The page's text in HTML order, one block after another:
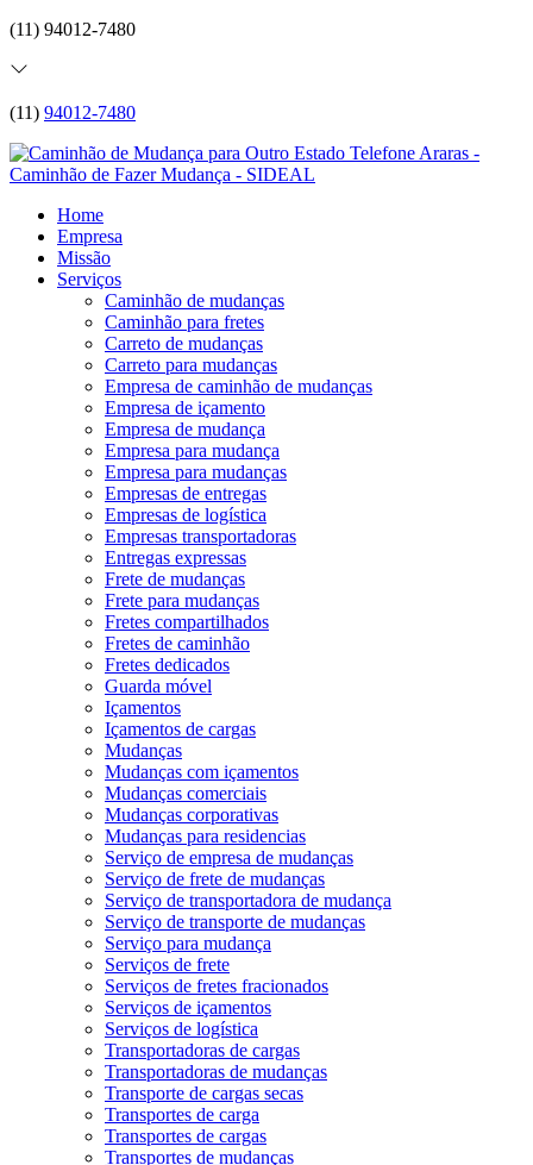
(11) 94012-7480
(11) 94012-7480
Home
Empresa
Missão
Serviços
Caminhão de mudanças
Caminhão para fretes
Carreto de mudanças
Carreto para mudanças
Empresa de caminhão de mudanças
Empresa de içamento
Empresa de mudança
Empresa para mudança
Empresa para mudanças
Empresas de entregas
Empresas de logística
Empresas transportadoras
Entregas expressas
Frete de mudanças
Frete para mudanças
Fretes compartilhados
Fretes de caminhão
Fretes dedicados
Guarda móvel
Içamentos
Içamentos de cargas
Mudanças
Mudanças com içamentos
Mudanças comerciais
Mudanças corporativas
Mudanças para residencias
Serviço de empresa de mudanças
Serviço de frete de mudanças
Serviço de transportadora de mudança
Serviço de transporte de mudanças
Serviço para mudança
Serviços de frete
Serviços de fretes fracionados
Serviços de içamentos
Serviços de logística
Transportadoras de cargas
Transportadoras de mudanças
Transporte de cargas secas
Transportes de carga
Transportes de cargas
Transportes de mudanças